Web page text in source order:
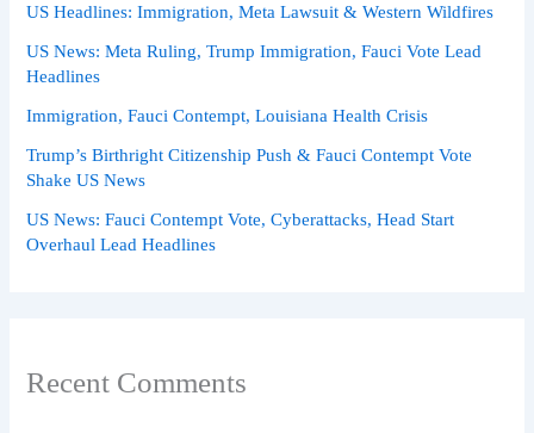
US Headlines: Immigration, Meta Lawsuit & Western Wildfires
US News: Meta Ruling, Trump Immigration, Fauci Vote Lead
Headlines
Immigration, Fauci Contempt, Louisiana Health Crisis
Trump’s Birthright Citizenship Push & Fauci Contempt Vote
Shake US News
US News: Fauci Contempt Vote, Cyberattacks, Head Start
Overhaul Lead Headlines
Recent Comments